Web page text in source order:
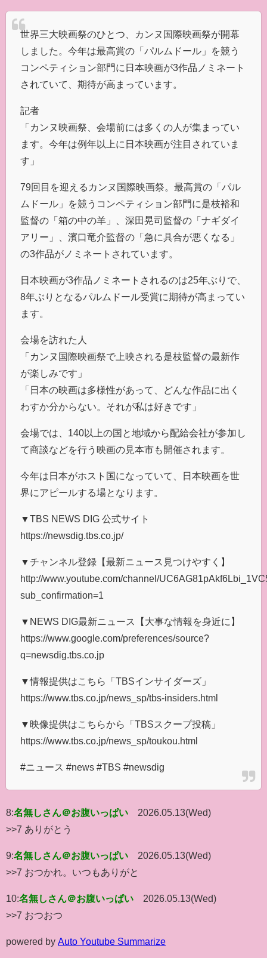
世界三大映画祭のひとつ、カンヌ国際映画祭が開幕
しました。今年は最高賞の「パルムドール」を競う
コンペティション部門に日本映画が3作品ノミネート
されていて、期待が高まっています。
記者
「カンヌ映画祭、会場前には多くの人が集まってい
ます。今年は例年以上に日本映画が注目されていま
す」
79回目を迎えるカンヌ国際映画祭。最高賞の「パル
ムドール」を競うコンペティション部門に是枝裕和
監督の「箱の中の羊」、深田晃司監督の「ナギダイ
アリー」、濱口竜介監督の「急に具合が悪くなる」
の3作品がノミネートされています。
日本映画が3作品ノミネートされるのは25年ぶりで、
8年ぶりとなるパルムドール受賞に期待が高まってい
ます。
会場を訪れた人
「カンヌ国際映画祭で上映される是枝監督の最新作
が楽しみです」
「日本の映画は多様性があって、どんな作品に出く
わすか分からない。それが私は好きです」
会場では、140以上の国と地域から配給会社が参加し
て商談などを行う映画の見本市も開催されます。
今年は日本がホスト国になっていて、日本映画を世
界にアピールする場となります。
▼TBS NEWS DIG 公式サイト
https://newsdig.tbs.co.jp/
▼チャンネル登録【最新ニュース見つけやすく】
http://www.youtube.com/channel/
sub_confirmation=1
▼NEWS DIG最新ニュース【大事な情報を身近に】
https://www.google.com/preferences/source?
q=newsdig.tbs.co.jp
▼情報提供はこちら「TBSインサイダーズ」
https://www.tbs.co.jp/news_sp/tbs-insiders.html
▼映像提供はこちらから「TBSスクープ投稿」
https://www.tbs.co.jp/news_sp/toukou.html
#ニュース #news #TBS #newsdig
8:名無しさん＠お腹いっぱい
2026.05.13(Wed)
>>7 ありがとう
9:名無しさん＠お腹いっぱい
2026.05.13(Wed)
>>7 おつかれ。いつもありがと
10:名無しさん＠お腹いっぱい
2026.05.13(Wed)
>>7 おつおつ
powered by Auto Youtube Summarize